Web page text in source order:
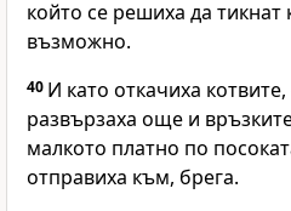
който се решиха да тикнат
възможно.
40 И като откачиха
развързаха още и
малкото платно по
отправиха към, брега.